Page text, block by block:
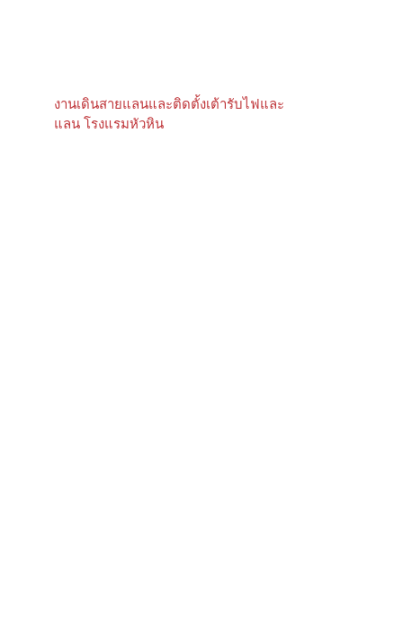
งานเดินสายแลนและติดตั้งเต้ารับไฟและ
แลน โรงแรมหัวหิน